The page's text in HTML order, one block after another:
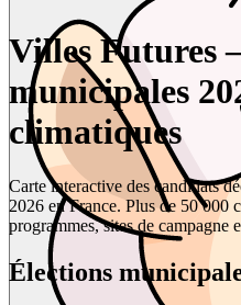
Villes Futures
municipales
climatiques
Carte interactive des candidats
2026 en France. Plus de 50 000
programmes, sites de campagne
Élections